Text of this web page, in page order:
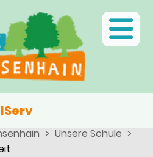
IServ
Unsere Schule
Angebote, Projekte, Aktionen, Arbeitsgemeinschaften